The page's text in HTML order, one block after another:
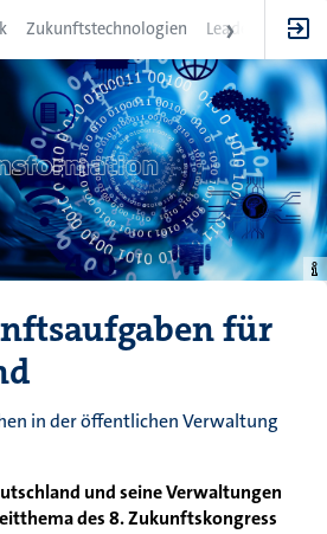
Zukunftstechnologien Leadership
für
in der öffentlichen Verwaltung
und seine Verwaltungen
des 8. Zukunftskongress